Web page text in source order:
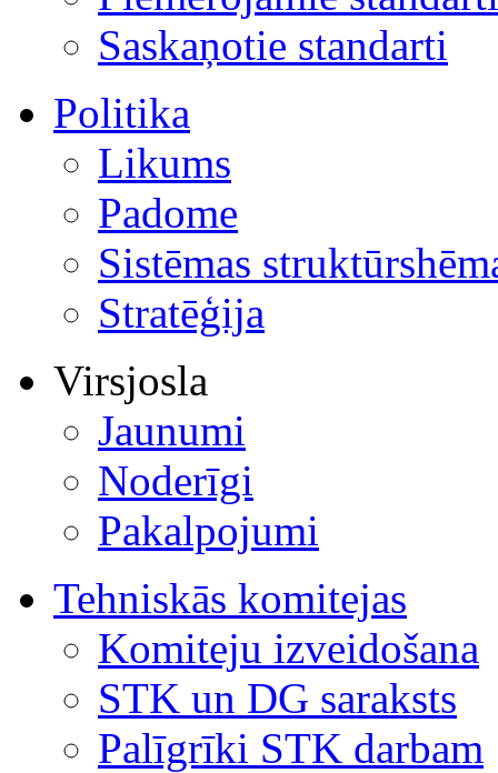
Saskaņotie standarti
Politika
Likums
Padome
Sistēmas
Stratēģija
Virsjosla
Jaunumi
Noderīgi
Pakalpojumi
Tehniskās komitejas
Komiteju izveidošana
STK un DG saraksts
Palīgrīki STK darbam